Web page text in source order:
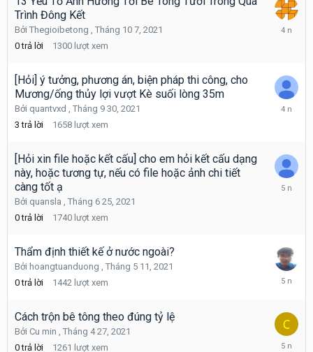
Trình Đông Kết
Bởi Thegioibetong , Tháng 10 7, 2021
0 trả lời 1300 lượt xem
Tháng
[Hỏi] ý tưởng, phương án, biện pháp thi công, cho
Mương/ống thủy lợi vượt Kè suối lòng 35m
Bởi quantvxd , Tháng 9 30, 2021
3 trả lời 1658 lượt xem
Tháng
[Hỏi xin file hoặc kết cấu] cho em hỏi kết cấu dạng
này, hoặc tương tự, nếu có file hoặc ảnh chi tiết
càng tốt ạ
Bởi quansla , Tháng 6 25, 2021
0 trả lời 1740 lượt xem
Tháng
Thẩm định thiết kế ở nước ngoài?
Bởi hoangtuanduong , Tháng 5 11, 2021
0 trả lời 1442 lượt xem
Tháng
2021
Cách trộn bê tông theo đúng tỷ lệ
Bởi Cu min , Tháng 4 27, 2021
0 trả lời 1261 lượt xem
Tháng